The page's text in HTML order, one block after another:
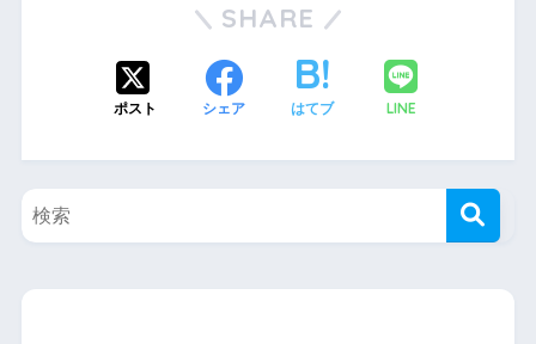
SHARE
ポスト シェア はてブ LINE